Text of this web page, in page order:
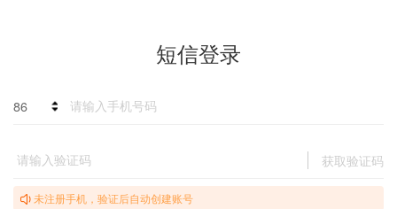
短信登录
86
获取验证码
未注册手机，验证后自动创建账号